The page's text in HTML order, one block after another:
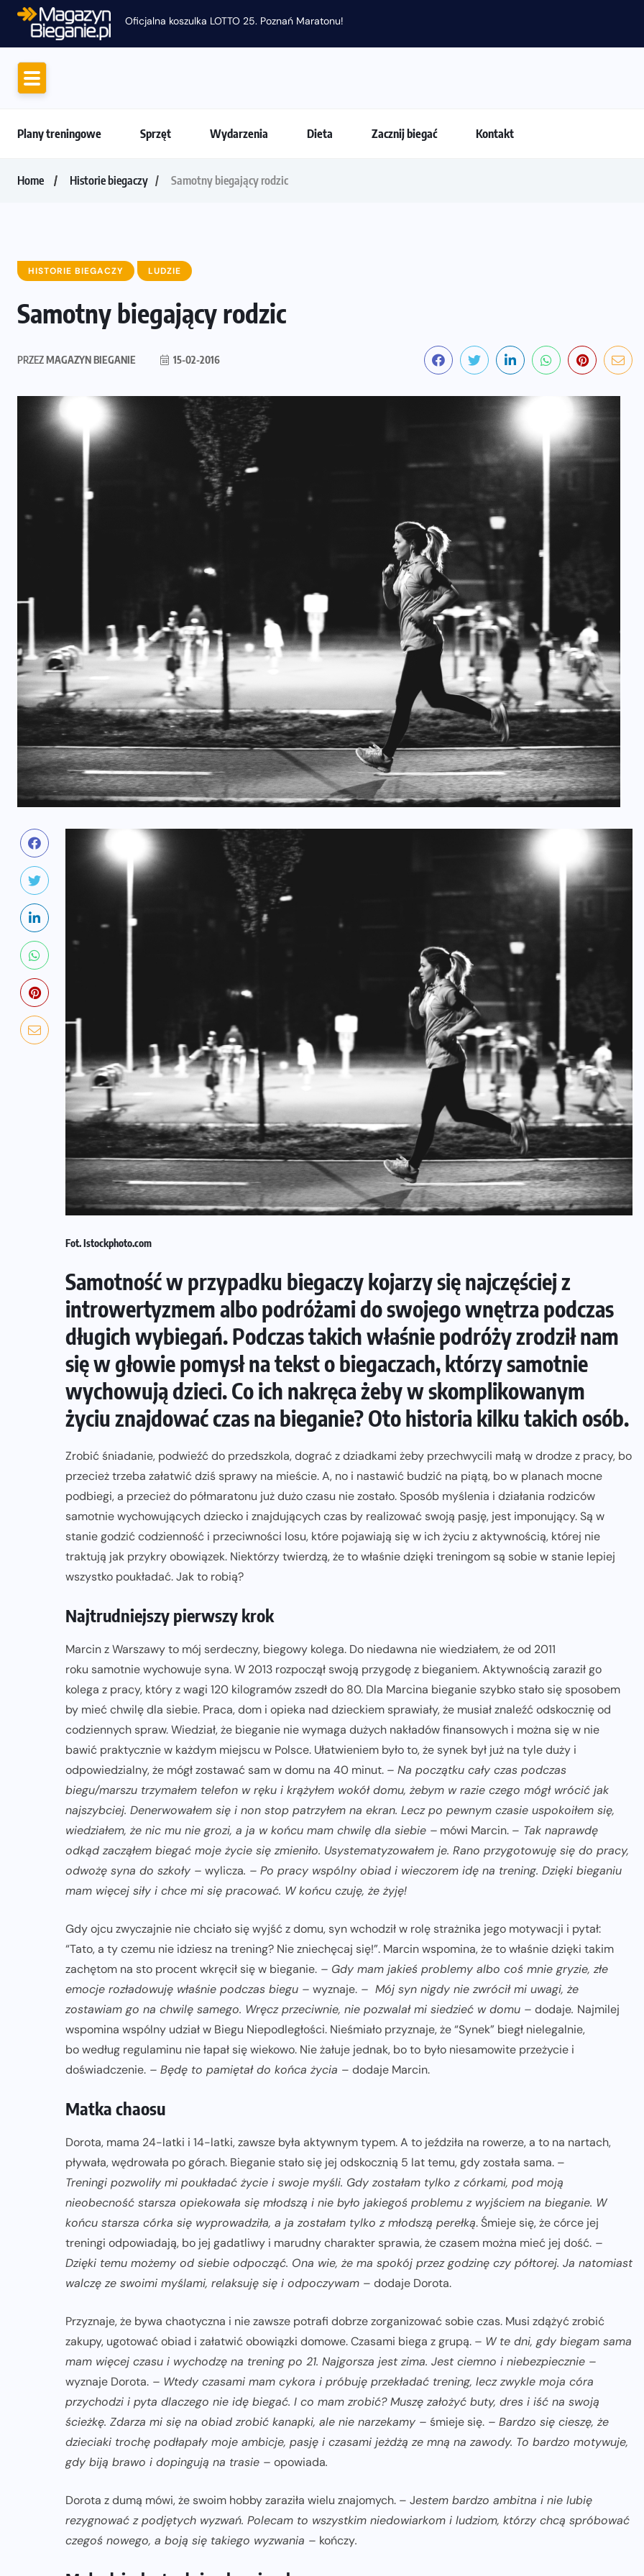
Amazfit
Plany treningowe Sprzęt Wydarzenia Dieta Zacznij biegać Kontakt
Home Historie biegaczy Samotny biegający rodzic
HISTORIE BIEGACZY LUDZIE
Samotny biegający rodzic
PRZEZMAGAZYN BIEGANIE 15-02-2016
Fot. Istockphoto.com
Samotność w przypadku biegaczy kojarzy się najczęściej z
introwertyzmem albo podróżami do swojego wnętrza podczas
długich wybiegań. Podczas takich właśnie podróży zrodził nam
się w głowie pomysł na tekst o biegaczach, którzy samotnie
wychowują dzieci. Co ich nakręca żeby w skomplikowanym
życiu znajdować czas na bieganie? Oto historia kilku takich osób.
Zrobić śniadanie, podwieźć do przedszkola, dograć z dziadkami żeby przechwycili małą w drodze z pracy, bo
przecież trzeba załatwić dziś sprawy na mieście. A, no i nastawić budzić na piątą, bo w planach mocne
podbiegi, a przecież do półmaratonu już dużo czasu nie zostało. Sposób myślenia i działania rodziców
samotnie wychowujących dziecko i znajdujących czas by realizować swoją pasję, jest imponujący. Są w
stanie godzić codzienność i przeciwności losu, które pojawiają się w ich życiu z aktywnością, której nie
traktują jak przykry obowiązek. Niektórzy twierdzą, że to właśnie dzięki treningom są sobie w stanie lepiej
wszystko poukładać. Jak to robią?
Najtrudniejszy pierwszy krok
Marcin z Warszawy to mój serdeczny, biegowy kolega. Do niedawna nie wiedziałem, że od 2011
roku samotnie wychowuje syna. W 2013 rozpoczął swoją przygodę z bieganiem. Aktywnością zaraził go
kolega z pracy, który z wagi 120 kilogramów zszedł do 80. Dla Marcina bieganie szybko stało się sposobem
by mieć chwilę dla siebie. Praca, dom i opieka nad dzieckiem sprawiały, że musiał znaleźć odskocznię od
codziennych spraw. Wiedział, że bieganie nie wymaga dużych nakładów finansowych i można się w nie
bawić praktycznie w każdym miejscu w Polsce. Ułatwieniem było to, że synek był już na tyle duży i
odpowiedzialny, że mógł zostawać sam w domu na 40 minut. – Na początku cały czas podczas
biegu/marszu trzymałem telefon w ręku i krążyłem wokół domu, żebym w razie czego mógł wrócić jak
najszybciej. Denerwowałem się i non stop patrzyłem na ekran. Lecz po pewnym czasie uspokoiłem się,
wiedziałem, że nic mu nie grozi, a ja w końcu mam chwilę dla siebie – mówi Marcin. – Tak naprawdę
odkąd zacząłem biegać moje życie się zmieniło. Usystematyzowałem je. Rano przygotowuję się do pracy,
odwożę syna do szkoły – wylicza. – Po pracy wspólny obiad i wieczorem idę na trening. Dzięki bieganiu
mam więcej siły i chce mi się pracować. W końcu czuję, że żyję!
Gdy ojcu zwyczajnie nie chciało się wyjść z domu, syn wchodził w rolę strażnika jego motywacji i pytał:
“Tato, a ty czemu nie idziesz na trening? Nie zniechęcaj się!”. Marcin wspomina, że to właśnie dzięki takim
zachętom na sto procent wkręcił się w bieganie. – Gdy mam jakieś problemy albo coś mnie gryzie, złe
emocje rozładowuję właśnie podczas biegu – wyznaje. – Mój syn nigdy nie zwrócił mi uwagi, że
zostawiam go na chwilę samego. Wręcz przeciwnie, nie pozwalał mi siedzieć w domu – dodaje. Najmilej
wspomina wspólny udział w Biegu Niepodległości. Nieśmiało przyznaje, że “Synek” biegł nielegalnie,
bo według regulaminu nie łapał się wiekowo. Nie żałuje jednak, bo to było niesamowite przeżycie i
doświadczenie. – Będę to pamiętał do końca życia – dodaje Marcin.
Matka chaosu
Dorota, mama 24-latki i 14-latki, zawsze była aktywnym typem. A to jeździła na rowerze, a to na nartach,
pływała, wędrowała po górach. Bieganie stało się jej odskocznią 5 lat temu, gdy została sama. –
Treningi pozwoliły mi poukładać życie i swoje myśli. Gdy zostałam tylko z córkami, pod moją
nieobecność starsza opiekowała się młodszą i nie było jakiegoś problemu z wyjściem na bieganie. W
końcu starsza córka się wyprowadziła, a ja zostałam tylko z młodszą perełką. Śmieje się, że córce jej
treningi odpowiadają, bo jej gadatliwy i marudny charakter sprawia, że czasem można mieć jej dość. –
Dzięki temu możemy od siebie odpocząć. Ona wie, że ma spokój przez godzinę czy półtorej. Ja natomiast
walczę ze swoimi myślami, relaksuję się i odpoczywam – dodaje Dorota.
Przyznaje, że bywa chaotyczna i nie zawsze potrafi dobrze zorganizować sobie czas. Musi zdążyć zrobić
zakupy, ugotować obiad i załatwić obowiązki domowe. Czasami biega z grupą. – W te dni, gdy biegam sama
mam więcej czasu i wychodzę na trening po 21. Najgorsza jest zima. Jest ciemno i niebezpiecznie –
wyznaje Dorota. – Wtedy czasami mam cykora i próbuję przekładać trening, lecz zwykle moja córa
przychodzi i pyta dlaczego nie idę biegać. I co mam zrobić? Muszę założyć buty, dres i iść na swoją
ścieżkę. Zdarza mi się na obiad zrobić kanapki, ale nie narzekamy – śmieje się. – Bardzo się cieszę, że
dzieciaki trochę podłapały moje ambicje, pasję i czasami jeżdżą ze mną na zawody. To bardzo motywuje,
gdy biją brawo i dopingują na trasie – opowiada.
Dorota z dumą mówi, że swoim hobby zaraziła wielu znajomych. – Jestem bardzo ambitna i nie lubię
rezygnować z podjętych wyzwań. Polecam to wszystkim niedowiarkom i ludziom, którzy chcą spróbować
czegoś nowego, a boją się takiego wyzwania – kończy.
HISTORIE BIEGACZY
Maraton – ile ma km? Historia
królewskiego dystansu
24-04-2026